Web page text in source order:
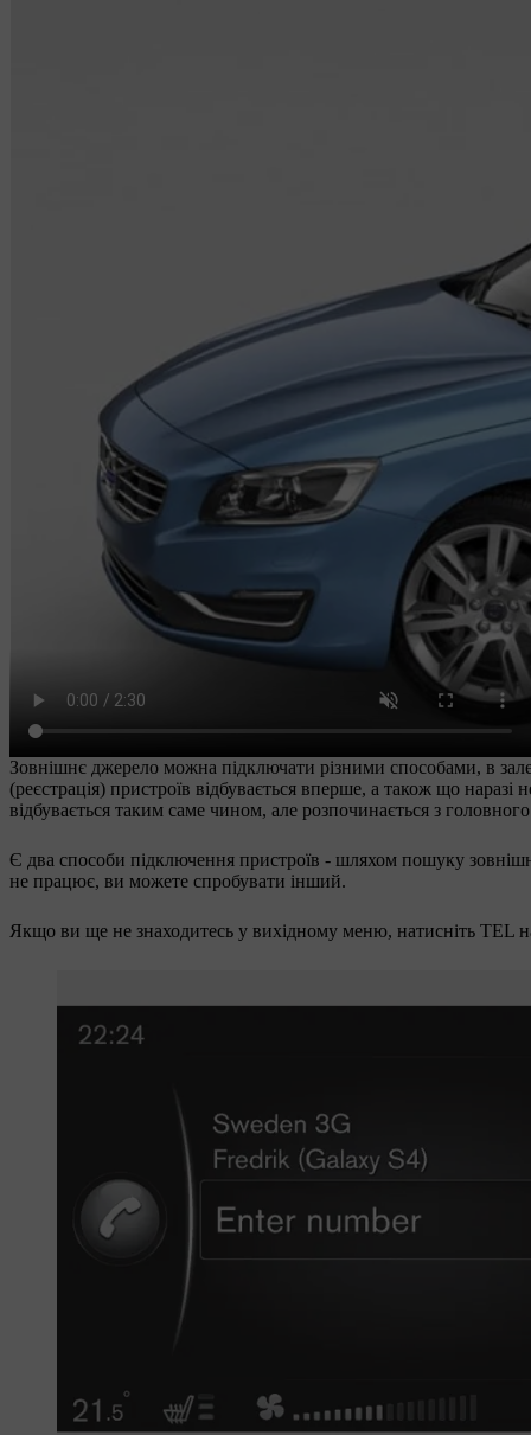
Зовнішнє джерело можна підключати різними способами, в
(реєстрація) пристроїв відбувається вперше, а також що
відбувається таким саме чином, але розпочинається з
Є два способи підключення пристроїв - шляхом пошуку
не працює, ви можете спробувати інший.
Якщо ви ще не знаходитесь у вихідному меню, натисніть TEL